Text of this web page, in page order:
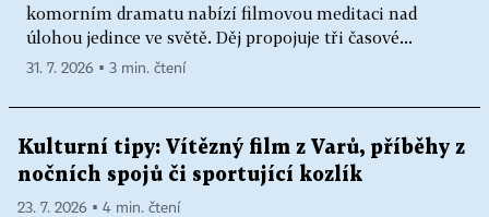
komorním dramatu nabízí filmovou meditaci nad
úlohou jedince ve světě. Děj propojuje tři časové...
31. 7. 2026 ▪ 3 min. čtení
Kulturní tipy: Vítězný film z Varů, příběhy z
nočních spojů či sportující kozlík
23. 7. 2026 ▪ 4 min. čtení